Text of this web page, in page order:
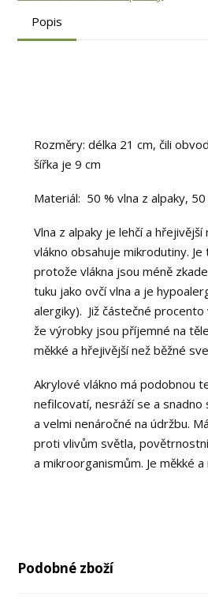
Popis
Rozměry: délka 21 cm, čili
šířka je 9 cm
Materiál: 50 % vlna z alpaky,
Vlna z alpaky je lehčí a
vlákno obsahuje mikrodutiny. Je
protože vlákna jsou méně
tuku jako ovčí vlna a je
alergiky). Již částečné procento
že výrobky jsou příjemné na
měkké a hřejivější než běžné
Akrylové vlákno má podobnou
nefilcovatí, nesráží se a snadno
a velmi nenáročné na údržbu.
proti vlivům světla,
a mikroorganismům. Je měkké a
Podobné zboží